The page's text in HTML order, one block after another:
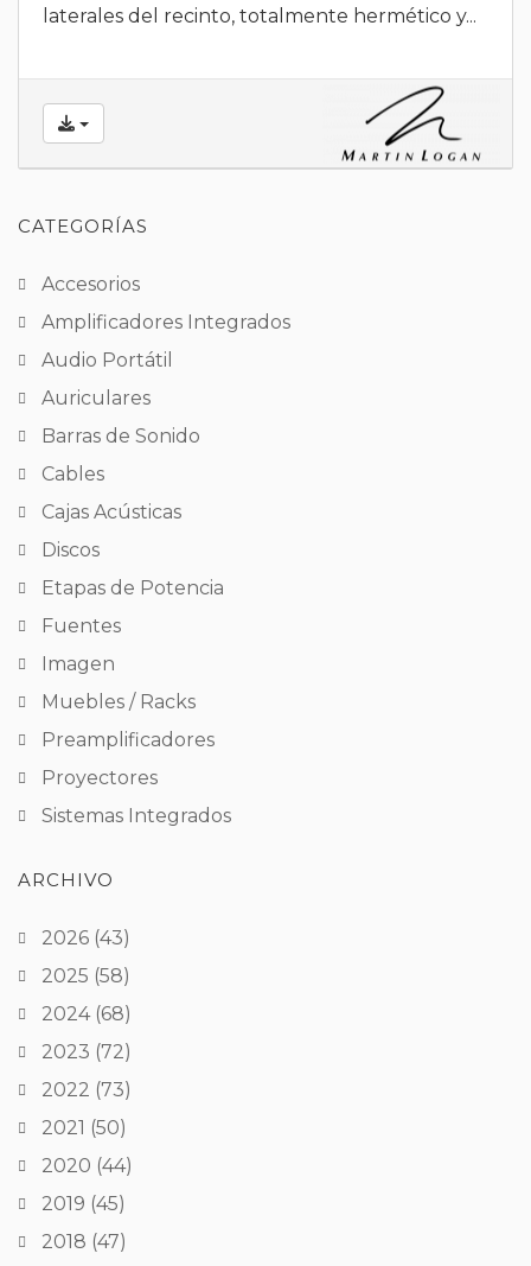
laterales del recinto, totalmente hermético y...
CATEGORÍAS
Accesorios
Amplificadores Integrados
Audio Portátil
Auriculares
Barras de Sonido
Cables
Cajas Acústicas
Discos
Etapas de Potencia
Fuentes
Imagen
Muebles / Racks
Preamplificadores
Proyectores
Sistemas Integrados
ARCHIVO
2026 (43)
2025 (58)
2024(68)
2023 (72)
2022 (73)
2021 (50)
2020 (44)
2019 (45)
2018 (47)